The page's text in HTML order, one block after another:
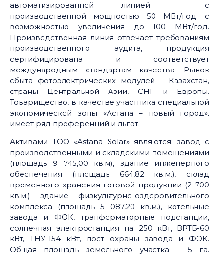
автоматизированной линией с
производственной мощностью 50 МВт/год, с
возможностью увеличения до 100 МВт/год.
Производственная линия отвечает требованиям
производственного аудита, продукция
сертифицирована и соответствует
международным стандартам качества. Рынок
сбыта фотоэлектрических модулей – Казахстан,
страны Центральной Азии, СНГ и Европы.
Товарищество, в качестве участника специальной
экономической зоны «Астана – новый город»,
имеет ряд преференций и льгот.
Активами ТОО «Astana Solar» являются: завод с
производственными и складскими помещениями
(площадь 9 745,00 кв.м), здание инженерного
обеспечения (площадь 664,82 кв.м.), склад
временного хранения готовой продукции (2 700
кв.м.) здание физкультурно-оздоровительного
комплекса (площадь 5 087,20 кв.м.), котельные
завода и ФОК, транформаторные подстанции,
солнечная электростанция на 250 кВт, ВРТБ-60
кВт, ТНУ-154 кВт, пост охраны завода и ФОК.
Общая площадь земельного участка – 5 га.